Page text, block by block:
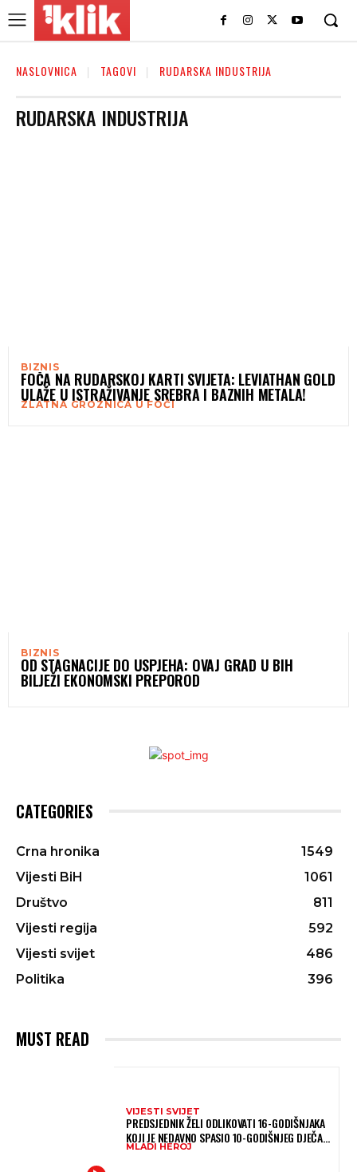
NASLOVNICA TAGOVI RUDARSKA INDUSTRIJA
RUDARSKA INDUSTRIJA
BIZNIS
FOČA NA RUDARSKOJ KARTI SVIJETA: LEVIATHAN GOLD
ULAŽE U ISTRAŽIVANJE SREBRA I BAZNIH METALA!
ZLATNA GROZNICA U FOČI
BIZNIS
OD STAGNACIJE DO USPJEHA: OVAJ GRAD U BIH
BILJEŽI EKONOMSKI PREPOROD
CATEGORIES
Crna hronika
1549
Vijesti BiH
1061
Društvo
811
Vijesti regija
592
Vijesti svijet
486
Politika
396
MUST READ
VIJESTI SVIJET
PREDSJEDNIK ŽELI ODLIKOVATI 16-GODIŠNJAKA
KOJI JE NEDAVNO SPASIO 10-GODIŠNJEG DJEČAKA
IZ SMRTONOSNIH VALOVA
MLADI HEROJ